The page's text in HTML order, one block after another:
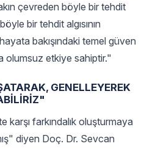
çevreden böyle bir tehdit
bir tehdit algısının
bakışındaki temel güven
olumsuz etkiye sahiptir."
GENELLEYEREK
karşı farkındalık oluşturmaya
diyen Doç. Dr. Sevcan